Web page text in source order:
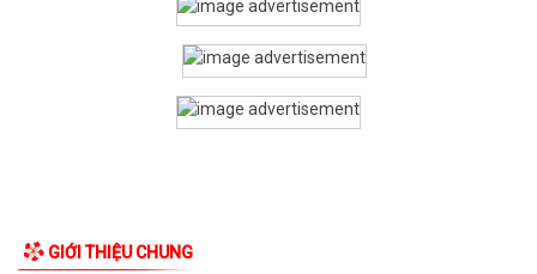
GIỚI THIỆU CHUNG